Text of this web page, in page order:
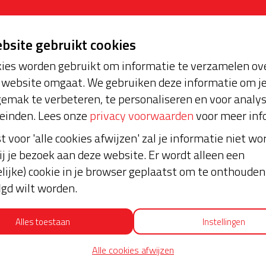
bijna en moet
blijft. Help je mee?
Laatste
€ 10
04-09-2023 | 15:20
€ 7,50
Anoniem
gebruikt cookies
worden gebruikt om informatie te verzamelen
omgaat. We gebruiken deze informatie om je
te verbeteren, te personaliseren en voor
Lees onzeprivacy voorwaardenvoor meer
voor 'alle cookies afwijzen' zal je informatie niet
je bezoek aan deze website. Er wordt alleen een
cookie in je browser geplaatst om te
wilt worden.
Alles toestaan Instellingen
Alle cookies afwijzen